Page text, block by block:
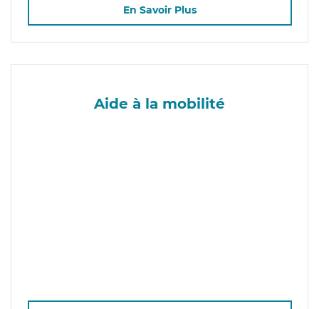
En Savoir Plus
Aide à la mobilité